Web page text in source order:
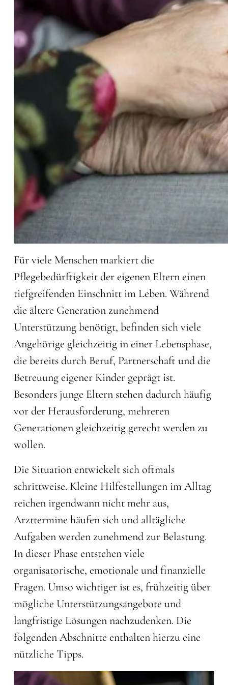
Für viele Menschen markiert die
Pflegebedürftigkeit der eigenen Eltern einen
tiefgreifenden Einschnitt im Leben. Während
die ältere Generation zunehmend
Unterstützung benötigt, befinden sich viele
Angehörige gleichzeitig in einer Lebensphase,
die bereits durch Beruf, Partnerschaft und die
Betreuung eigener Kinder geprägt ist.
Besonders junge Eltern stehen dadurch häufig
vor der Herausforderung, mehreren
Generationen gleichzeitig gerecht werden zu
wollen.
Die Situation entwickelt sich oftmals
schrittweise. Kleine Hilfestellungen im Alltag
reichen irgendwann nicht mehr aus,
Arzttermine häufen sich und alltägliche
Aufgaben werden zunehmend zur Belastung.
In dieser Phase entstehen viele
organisatorische, emotionale und finanzielle
Fragen. Umso wichtiger ist es, frühzeitig über
mögliche Unterstützungsangebote und
langfristige Lösungen nachzudenken. Die
folgenden Abschnitte enthalten hierzu eine
nützliche Tipps.